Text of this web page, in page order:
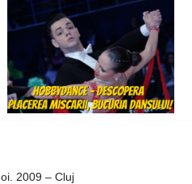
2009 – Cluj